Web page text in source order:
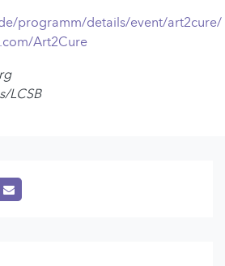
programm/details/event/art2cure/
Art2Cure
LCSB